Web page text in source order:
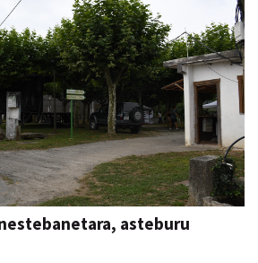
asteburu